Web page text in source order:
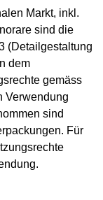
Markt, inkl.
sind die
(Detailgestaltung
dem
gemäss
Verwendung
sind
Für